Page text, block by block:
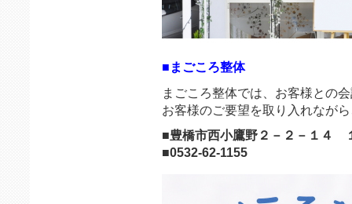
■まごころ整体
まごころ整体では、お客様との
お客様のご要望を取り入れなが
■豊橋市西小鷹野２－２－１４
■0532-62-1155